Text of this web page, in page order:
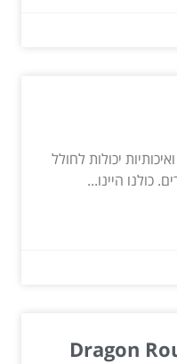
יכולות לחולל
כולנו היינו...
Dragon